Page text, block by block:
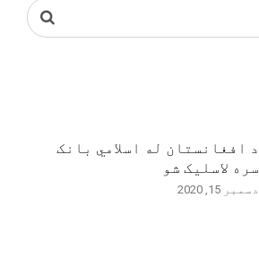
د افغانستان له اسلامي بانک
سره لاسلیک شو
دسمبر 15, 2020